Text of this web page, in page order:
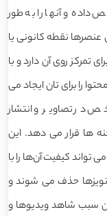
و آنها را به طور
نقطه کانونی یا
تمرکز روی آن دارد و با
را برای تان ایجاد می
در تصاویر و انتشار
ها قرار می دهد. این
تواند کیفیت آن‌ها را با
نویزها حذف می شوند و
سبب شاهد ویدیوها و